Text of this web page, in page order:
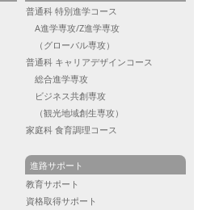
普通科 特別進学コース
A進学専攻/Z進学専攻
（グローバル専攻）
普通科 キャリアデザインコース
総合進学専攻
ビジネス共創専攻
（観光地域創生専攻）
家庭科 食育調理コース
進路サポート
教育サポート
資格取得サポート